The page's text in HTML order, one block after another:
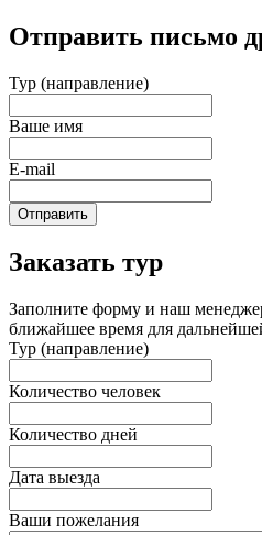
Отправить письмо
Тур (направление)
Ваше имя
E-mail
Отправить
Заказать тур
Заполните форму и наш
ближайшее время для
Тур (направление)
Количество человек
Количество дней
Дата выезда
Ваши пожелания